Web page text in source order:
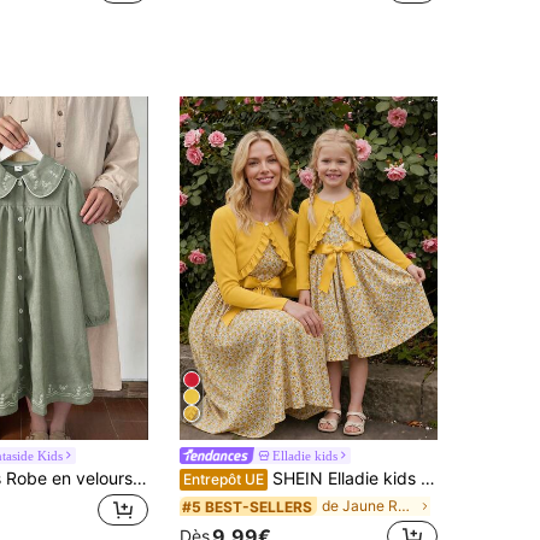
Kids
Vintaside Kids Robe en velours côtelé pour filles, douce et confortable, convenant au printemps, à l'automne et à l'hiver, style campagnard avec motif brodé, , élégante, mignonne et polyvalente, s'assortit à tout
Elladie kids
Entrepôt UE SHEIN Elladie kids 2 pièces/Ensemble Robe imprimée & Veste à volants côtelés pour jeunes filles,Vacances,Été,Voyage
#5 BEST-SELLERS de Jaune Robes pour jeunes filles